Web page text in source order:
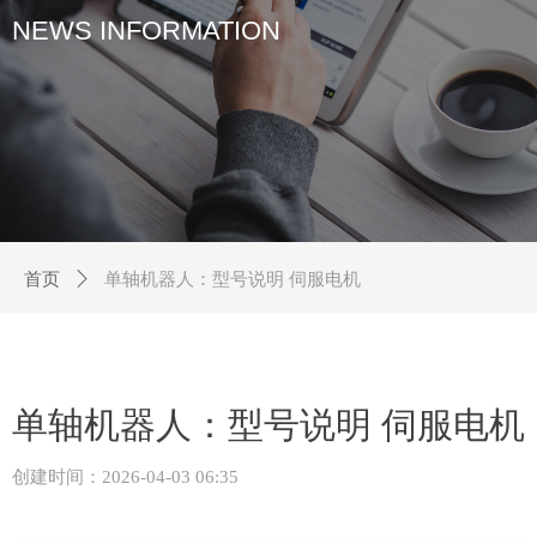
NEWS INFORMATION
首页 ꄲ 单轴机器人：型号说明 伺服电机
单轴机器人：型号说明 伺服电机
创建时间： 2026-04-03 06:35